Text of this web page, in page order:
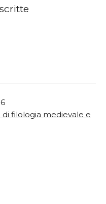
filologia medievale e